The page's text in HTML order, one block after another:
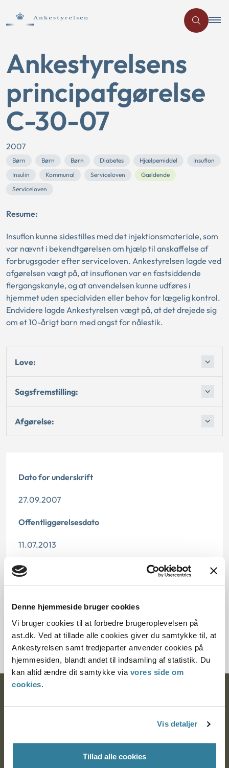
Denne hjemmeside bruger cookies
Vi bruger cookies til at forbedre brugeroplevelsen på
ast.dk. Ved at tillade alle cookies giver du samtykke til, at
Ankestyrelsen samt tredjeparter anvender cookies på
hjemmesiden, blandt andet til indsamling af statistik. Du
kan altid ændre dit samtykke via vores side om
cookies.
Vis detaljer
Tillad alle cookies
Ankestyrelsens
principafgørelse
C-30-07
2007
Børn Børn Børn Diabetes Hjælpemiddel
Insuflon
Insulin
Kommunal Serviceloven
Gældende
Serviceloven
Resume:
Insuflon kunne sidestilles med det injektionsmateriale, som
var nævnt i bekendtgørelsen om hjælp til anskaffelse af
forbrugsgoder efter serviceloven. Ankestyrelsen lagde ved
afgørelsen vægt på, at insuflonen var en fastsiddende
flergangskanyle, og at anvendelsen kunne udføres i
hjemmet uden specialviden eller behov for lægelig kontrol.
Endvidere lagde Ankestyrelsen vægt på, at det drejede sig
om et 10-årigt barn med angst for nålestik.
Love:
Sagsfremstilling:
Afgørelse:
Dato for underskrift
27.09.2007
Offentliggørelsesdato
11.07.2013
Paragraf
Journalnummer
3500688-06